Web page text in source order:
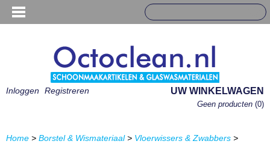
Inloggen Registreren UW WINKELWAGEN
Geen producten (0)
Home > Borstel & Wismateriaal> Vloerwissers & Zwabbers >